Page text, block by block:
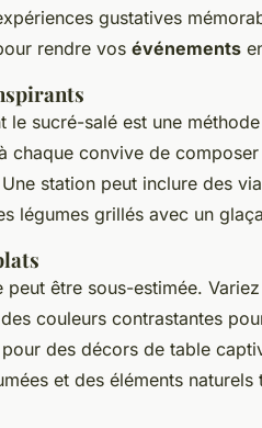
gustatives
rendre vos événements
le sucré-salé est une
chaque convive de
station peut inclure des
légumes grillés avec un
peut être sous-estimée.
couleurs contrastantes
des décors de table
et des éléments naturels